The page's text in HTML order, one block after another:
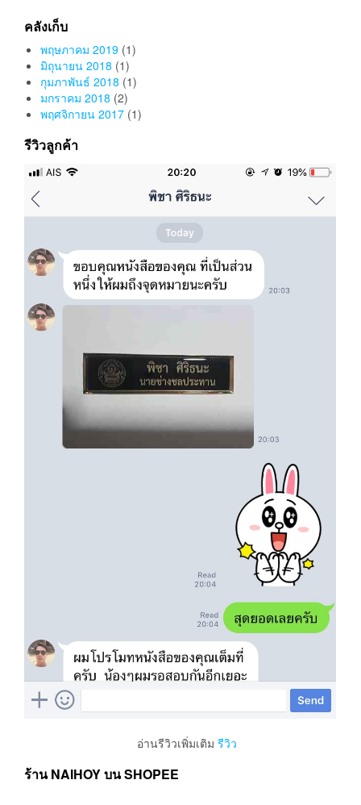
คลังเก็บ
พฤษภาคม 2019 (1)
มิถุนายน 2018 (1)
กุมภาพันธ์ 2018 (1)
มกราคม 2018 (2)
พฤศจิกายน 2017 (1)
รีวิวลูกค้า
อ่านรีวิวเพิ่มเติม รีวิว
ร้าน NAIHOY บน SHOPEE